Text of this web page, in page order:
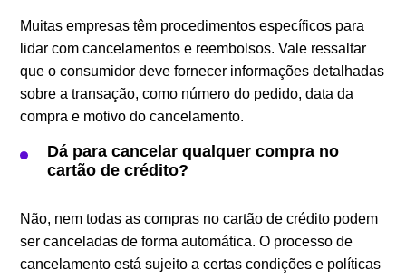
Muitas empresas têm procedimentos específicos para
lidar com cancelamentos e reembolsos. Vale ressaltar
que o consumidor deve fornecer informações detalhadas
sobre a transação, como número do pedido, data da
compra e motivo do cancelamento.
Dá para cancelar qualquer compra no
cartão de crédito?
Não, nem todas as compras no cartão de crédito podem
ser canceladas de forma automática. O processo de
cancelamento está sujeito a certas condições e políticas